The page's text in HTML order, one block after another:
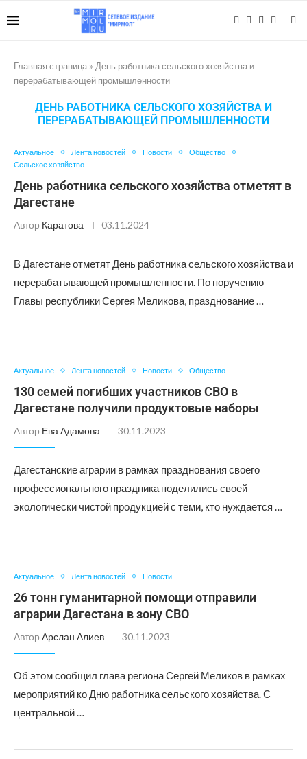
Главная страница » День работника сельского хозяйства и
перерабатывающей промышленности
ДЕНЬ РАБОТНИКА СЕЛЬСКОГО ХОЗЯЙСТВА И
ПЕРЕРАБАТЫВАЮЩЕЙ ПРОМЫШЛЕННОСТИ
Актуальное Лента новостей Новости
Общество
Сельское хозяйство
День работника сельского хозяйства отметят в
Дагестане
Автор Каратова 03.11.2024
В Дагестане отметят День работника сельского хозяйства и
перерабатывающей промышленности. По поручению
Главы республики Сергея Меликова, празднование …
Актуальное Лента новостей Новости Общество
130 семей погибших участников СВО в
Дагестане получили продуктовые наборы
Автор Ева Адамова 30.11.2023
Дагестанские аграрии в рамках празднования своего
профессионального праздника поделились своей
экологически чистой продукцией с теми, кто нуждается …
Актуальное Лента новостей Новости
26 тонн гуманитарной помощи отправили
аграрии Дагестана в зону СВО
Автор Арслан Алиев 30.11.2023
Об этом сообщил глава региона Сергей Меликов в рамках
мероприятий ко Дню работника сельского хозяйства. С
центральной …